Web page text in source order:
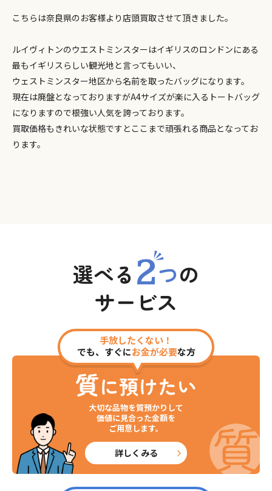
こちらは奈良県のお客様より店頭買取させて頂きました。
ルイヴィトンのウエストミンスターはイギリスのロンドンにある
最もイギリスらしい観光地と言ってもいい、
ウェストミンスター地区から名前を取ったバッグになります。
現在は廃盤となっておりますがA4サイズが楽に入るトートバッグ
になりますので根強い人気を誇っております。
買取価格もきれいな状態ですとここまで頑張れる商品となってお
ります。
選べる 2つの
サービス
手放したくない！
でも、すぐにお金が必要な方
質に預けたい
大切な品物を質預かりして
価値に見合った金額を
ご用意します。
詳しくみる